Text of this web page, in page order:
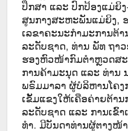
ປຶກສາ ແລະ ປົກປ້ອງແມ່ຍິງ
ສູນກາງສະຫະພັນແມ່ຍິງ,
ເລຂາຄະນະກໍາມະການຕ້
ລະດັບຊາດ, ທ່ານ ພັທ ຖາ
ຮອງຫົວໜ້າກົມຕໍາຫຼວດສ
ການຄ້າມະນຸດ ແລະ ທ່ານ
ພຣົມມາລາ ຜູ້ບໍລິຫານໂຄງ
ເຂັ້ມແຂງໃຫ້ເຄືອຄ່າຍຕ້າ
ລະດັບຊາດ ແລະ ການເຂົ້າ
ທໍາ. ມີບັນດາທ່ານຜູ້ຕາງໜ້